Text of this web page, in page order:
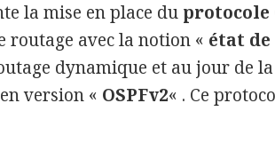
la mise en place du protocole
routage avec la notion « état
dynamique et au jour de
version « OSPFv2« . Ce